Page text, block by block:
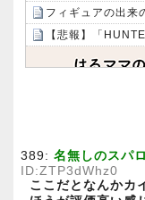
フィギュアの出来
389: 名無しのスパ
ID:ZTP3dWhz0
ここだとなんかカ